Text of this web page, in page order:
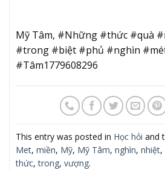
Mỹ Tâm, #Những #thức #quà
#trong #biệt #phủ #nghìn
#Tâm1779608296
This entry was posted in Học hỏi and
Met, miền, Mỹ, Mỹ Tâm, nghìn, nhiệt,
thức,trong, vượng.